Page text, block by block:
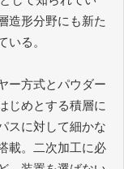
造形分野にも新た
いる。
ー方式とパウダー
じめとする積層に
スに対して細かな
載。二次加工に必